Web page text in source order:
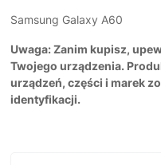
Samsung Galaxy A60
Uwaga: Zanim kupisz,
Twojego urządzenia.
urządzeń, części i marek
identyfikacji.